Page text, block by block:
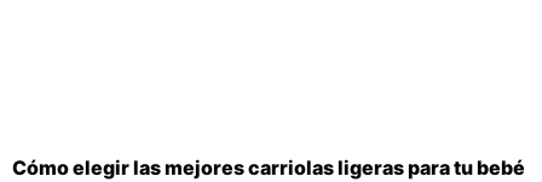
Cómo elegir las mejores carriolas ligeras para tu bebé